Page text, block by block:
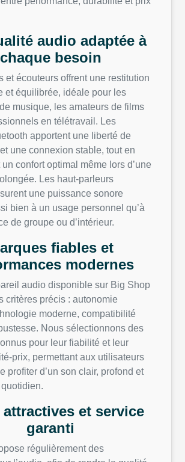
audio adaptée à
chaque besoin
et écouteurs offrent une restitution
et équilibrée, idéale pour les
musique, les amateurs de films
en télétravail. Les
apportent une liberté de
une connexion stable, tout en
confort optimal même lors d’une
Les haut-parleurs
une puissance sonore
bien à un usage personnel qu’à
de groupe ou d’intérieur.
fiables et
modernes
audio disponible sur Big Shop
critères précis : autonomie
moderne, compatibilité
Nous sélectionnons des
pour leur fiabilité et leur
prix, permettant aux utilisateurs
profiter d’un son clair, profond et
attractives et service
garanti
régulièrement des